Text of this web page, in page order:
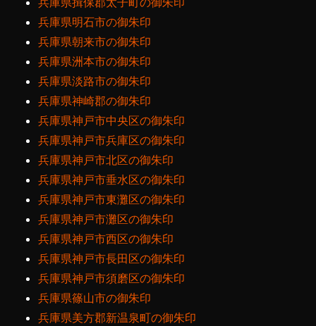
兵庫県明石市の御朱印
兵庫県朝来市の御朱印
兵庫県洲本市の御朱印
兵庫県淡路市の御朱印
兵庫県神崎郡の御朱印
兵庫県神戸市中央区の御朱印
兵庫県神戸市兵庫区の御朱印
兵庫県神戸市北区の御朱印
兵庫県神戸市垂水区の御朱印
兵庫県神戸市東灘区の御朱印
兵庫県神戸市灘区の御朱印
兵庫県神戸市西区の御朱印
兵庫県神戸市長田区の御朱印
兵庫県神戸市須磨区の御朱印
兵庫県篠山市の御朱印
兵庫県美方郡新温泉町の御朱印